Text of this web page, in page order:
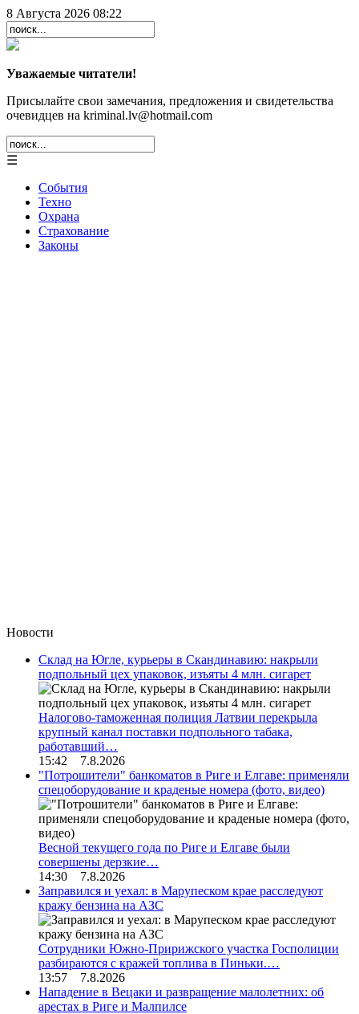
8 Августа 2026 08:22
Уважаемые читатели!
Присылайте свои замечания, предложения и свидетельства
очевидцев на kriminal.lv@hotmail.com
☰
События
Техно
Охрана
Страхование
Законы
Новости
Склад на Югле, курьеры в Скандинавию: накрыли
подпольный цех упаковок, изъяты 4 млн. сигарет
Налогово-таможенная полиция Латвии перекрыла
крупный канал поставки подпольного табака,
работавший…
15:42 7.8.2026
"Потрошители" банкоматов в Риге и Елгаве: применяли
спецоборудование и краденые номера (фото, видео)
Весной текущего года по Риге и Елгаве были
совершены дерзкие…
14:30 7.8.2026
Заправился и уехал: в Марупеском крае расследуют
кражу бензина на АЗС
Сотрудники Южно-Пририжского участка Госполиции
разбираются с кражей топлива в Пиньки.…
13:57 7.8.2026
Нападение в Вецаки и развращение малолетних: об
арестах в Риге и Малпилсе